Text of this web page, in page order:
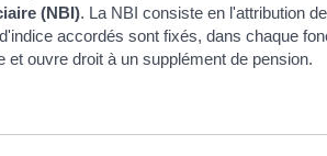
(NBI). La NBI consiste en l'attribution
accordés sont fixés, dans chaque
et ouvre droit à un supplément de pension.